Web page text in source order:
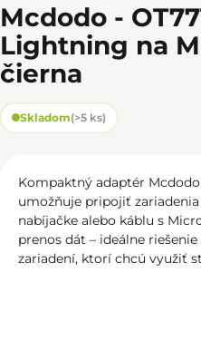
Mcdodo -
Lightning na
čierna
Skladom(>5 ks)
Kompaktný adaptér Mcdodo
umožňuje pripojiť
nabíjačke alebo káblu s
prenos dát – ideálne
zariadení, ktorí chcú využiť